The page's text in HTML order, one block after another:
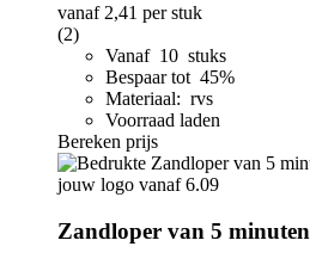
vanaf 2,41 per stuk
(2)
Vanaf 10 stuks
Bespaar tot 45%
Materiaal: rvs
Voorraad laden
Bereken prijs
Zandloper van 5 minuten